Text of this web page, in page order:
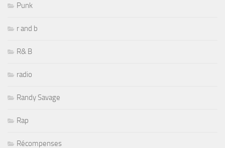
Punk
r and b
R& B
radio
Randy Savage
Rap
Récompenses